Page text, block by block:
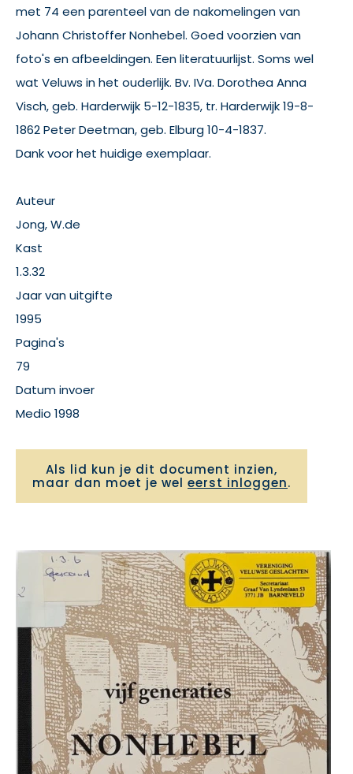
met 74 een parenteel van de nakomelingen van
Johann Christoffer Nonhebel. Goed voorzien van
foto's en afbeeldingen. Een literatuurlijst. Soms wel
wat Veluws in het ouderlijk. Bv. IVa. Dorothea Anna
Visch, geb. Harderwijk 5-12-1835, tr. Harderwijk 19-8-
1862 Peter Deetman, geb. Elburg 10-4-1837.
Dank voor het huidige exemplaar.
Auteur
Jong, W.de
Kast
1.3.32
Jaar van uitgifte
1995
Pagina's
79
Datum invoer
Medio 1998
Als lid kun je dit document inzien,
maar dan moet je wel eerst inloggen.